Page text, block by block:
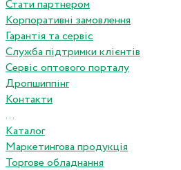
Стати партнером
Корпоративні замовлення
Гарантія та сервіс
Служба підтримки клієнтів
Сервіс оптового порталу
Дропшиппінг
Контакти
...
Каталог
Маркетингова продукція
Торгове обладнання